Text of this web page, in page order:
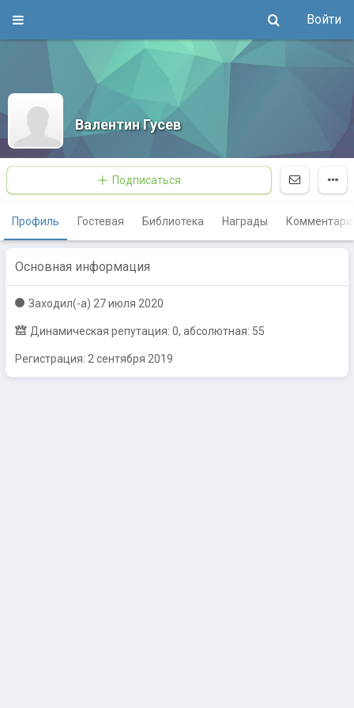
Войти
Валентин Гусев
Подписаться
Профиль Гостевая Библиотека Награды
Основная информация
Заходил(-a) 27 июля 2020
Динамическая репутация: 0, абсолютная: 55
Регистрация: 2 сентября 2019